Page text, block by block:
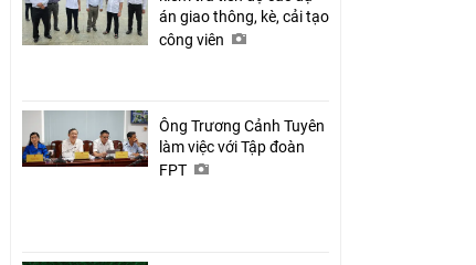
án giao thông, kè, cải tạo
công viên
Ông Trương Cảnh Tuyên
làm việc với Tập đoàn
FPT